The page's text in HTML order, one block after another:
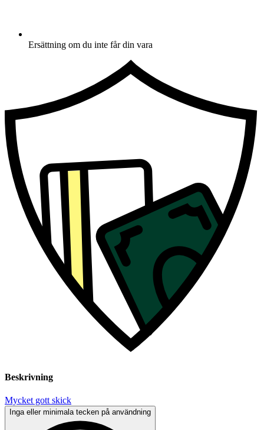
Ersättning om du inte får din vara
Beskrivning
Mycket gott skick
Inga eller minimala tecken på användning